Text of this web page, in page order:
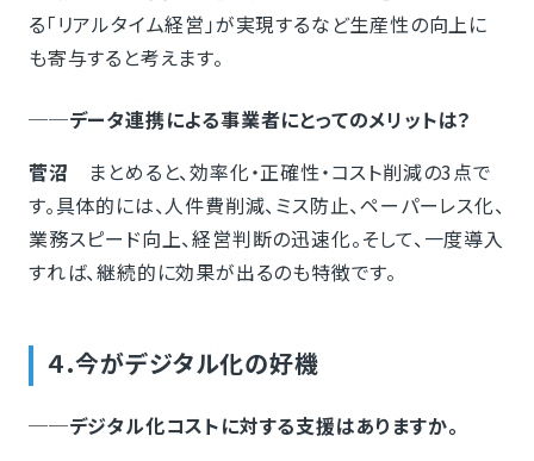
る「リアルタイム経営」が実現するなど生産性の向上に
も寄与すると考えます。
──データ連携による事業者にとってのメリットは？
菅沼 まとめると、効率化・正確性・コスト削減の3点で
す。具体的には、人件費削減、ミス防止、ペーパーレス化、
業務スピード向上、経営判断の迅速化。そして、一度導入
すれば、継続的に効果が出るのも特徴です。
４.今がデジタル化の好機
──デジタル化コストに対する支援はありますか。